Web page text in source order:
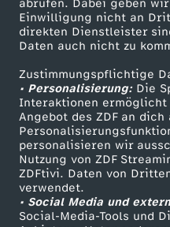
abrufen. Dabei geben
Einwilligung nicht an
direkten Dienstleister
Daten auch nicht zu
Zustimmungspflichtige
• Personalisierung:Die
Interaktionen ermöglicht
Angebot des ZDF an dich
personalisieren wir
Nutzung von ZDF
ZDFtivi. Daten von
verwendet.
• Social Media und
Social-Media-Tools und
o
u
T
u
b
Smart TV
ZDFtext
Livestreams
Sendungen A-Z
TV-Programm
ZDF Unternehmen